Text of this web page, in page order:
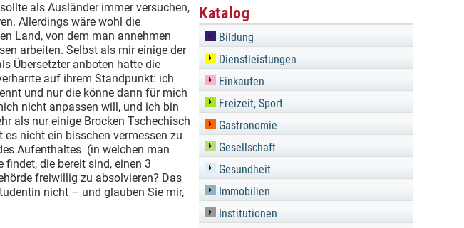
als Ausländer immer versuchen,
Allerdings wäre wohl die
Land, von dem man annehmen
arbeiten. Selbst als mir einige der
Übersetzter anboten hatte die
auf ihrem Standpunkt: ich
und nur die könne dann für mich
nicht anpassen will, und ich bin
als nur einige Brocken Tschechisch
es nicht ein bisschen vermessen zu
Aufenthaltes (in welchen man
die bereit sind, einen 3
freiwillig zu absolvieren? Das
nicht – und glauben Sie mir,
Katalog
Bildung
Dienstleistungen
Einkaufen
Freizeit, Sport
Gastronomie
Gesellschaft
Gesundheit
Immobilien
Institutionen